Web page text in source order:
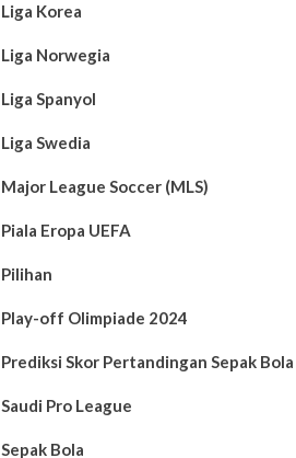
Liga Korea
Liga Norwegia
Liga Spanyol
Liga Swedia
Major League Soccer (MLS)
Piala Eropa UEFA
Pilihan
Play-off Olimpiade 2024
Prediksi Skor Pertandingan Sepak Bola
Saudi Pro League
Sepak Bola